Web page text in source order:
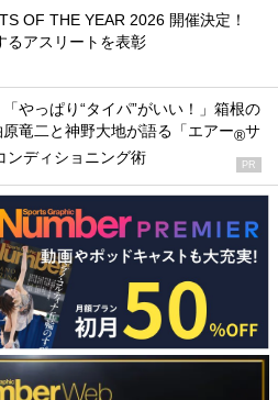
OF THE YEAR 2026 開催決定！
るアスリートを表彰
「やっぱり“タイパ”がいい！」箱根の
竜二と神野大地が語る「エアー®サ
ンディショニング術 PR